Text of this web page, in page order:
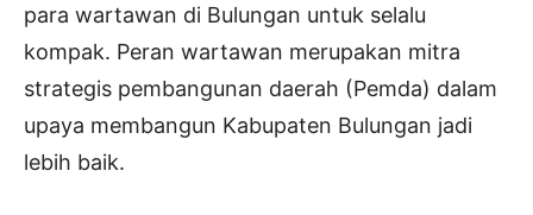
para wartawan di Bulungan untuk selalu
kompak. Peran wartawan merupakan mitra
strategis pembangunan daerah (Pemda) dalam
upaya membangun Kabupaten Bulungan jadi
lebih baik.